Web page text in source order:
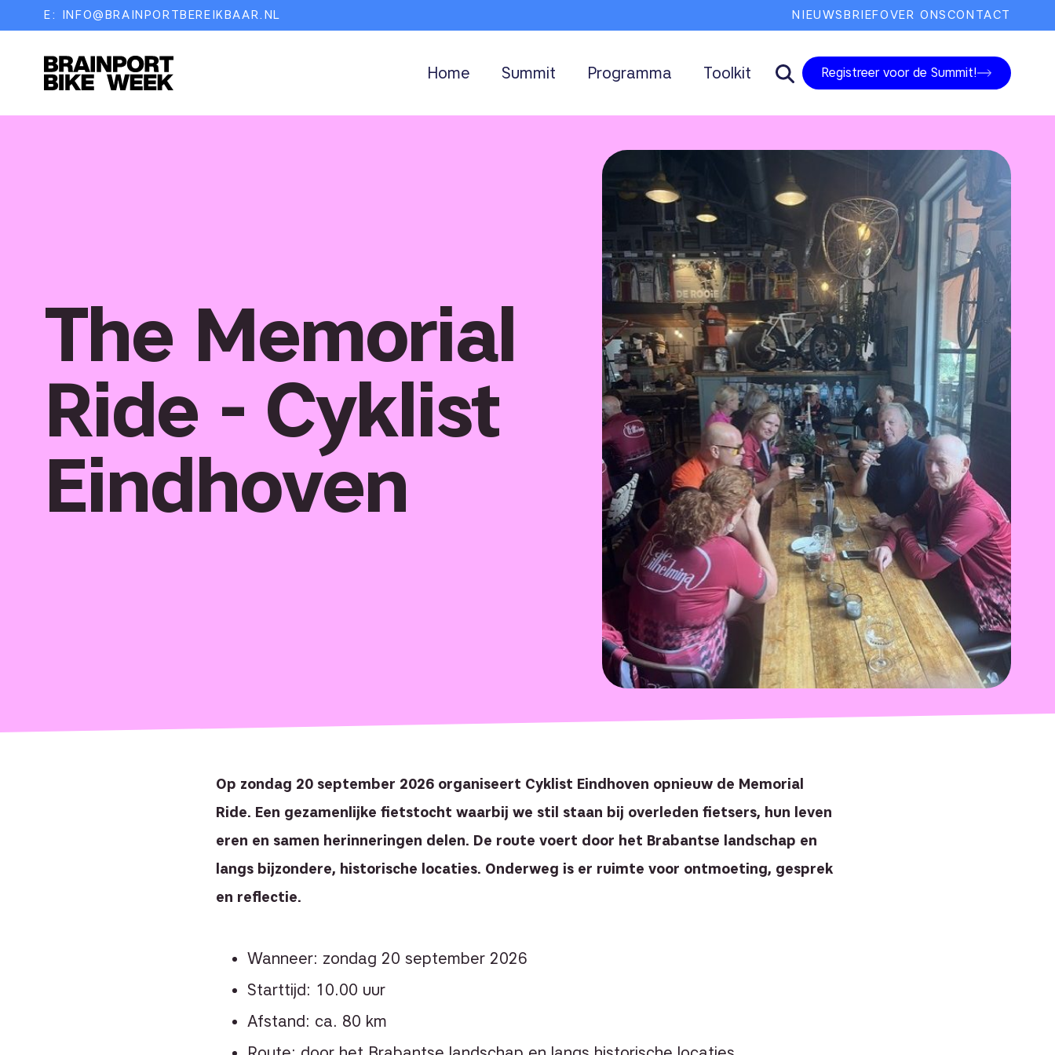
E: INFO@BRAINPORTBEREIKBAAR.NL NIEUWSBRIEFOVER ONSCONTACT
Home Summit Programma Toolkit Registreer voor de Summit!
The Memorial
Ride - Cyklist
Eindhoven
Op zondag 20 september 2026 organiseert Cyklist Eindhoven opnieuw de Memorial
Ride. Een gezamenlijke fietstocht waarbij we stil staan bij overleden fietsers, hun leven
eren en samen herinneringen delen. De route voert door het Brabantse landschap en
langs bijzondere, historische locaties. Onderweg is er ruimte voor ontmoeting, gesprek
en reflectie.
Wanneer: zondag 20 september 2026
Starttijd: 10.00 uur
Afstand: ca. 80 km